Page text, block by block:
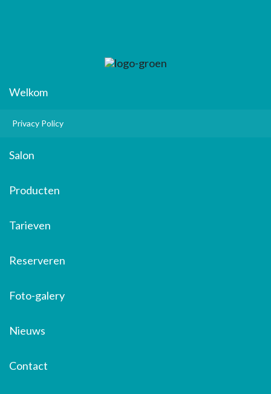
Welkom
Privacy Policy
Salon
Producten
Tarieven
Reserveren
Foto-galery
Nieuws
Contact